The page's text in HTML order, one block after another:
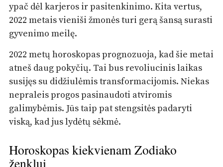
ypač dėl karjeros ir pasitenkinimo. Kita vertus,
2022 metais vieniši žmonės turi gerą šansą surasti
gyvenimo meilę.
2022 metų horoskopas prognozuoja, kad šie metai
atneš daug pokyčių. Tai bus revoliucinis laikas
susijęs su didžiulėmis transformacijomis. Niekas
nepraleis progos pasinaudoti atviromis
galimybėmis. Jūs taip pat stengsitės padaryti
viską, kad jus lydėtų sėkmė.
Horoskopas kiekvienam Zodiako
ženklui